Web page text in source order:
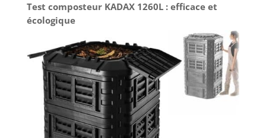
Test composteur KADAX 1260L : efficace et
écologique